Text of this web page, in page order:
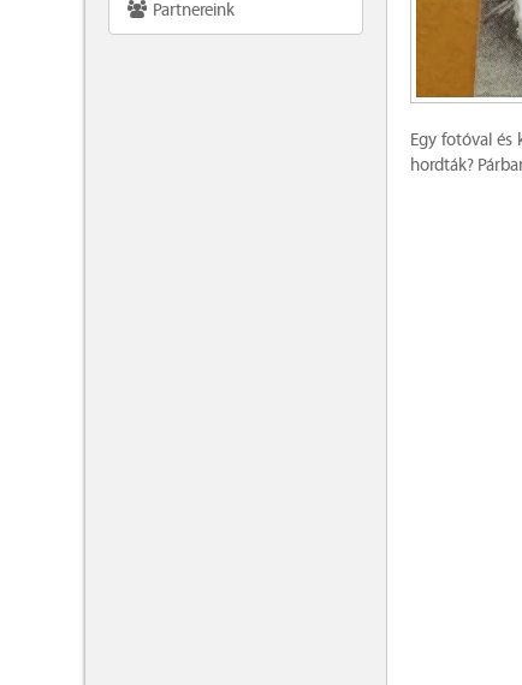
Partnereink
Egy fotóval és
hordták?